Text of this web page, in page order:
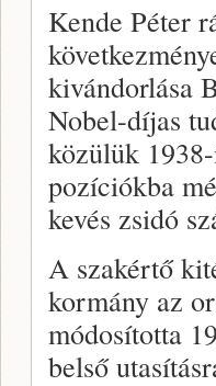
Kende Péter
kivándorlása
Nobel-díjas
közülük
pozíciókba
kevés zsidó
A szakértő
kormány az
módosította
belső